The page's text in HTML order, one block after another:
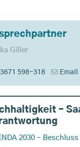
Giller
598-318 Email
–
2030 – Beschluss